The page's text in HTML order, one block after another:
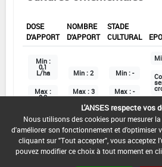
DOSE
D'APPORT
NOMBRE
D'APPORT
STADE
CULTURAL
Min :
0,1
L/ha
Max :
0,2
Min : 2
Max : 3
Min : -
Max : -
DATE D'AUTORISATION DE L'USAGE :
23/12/2024
L'ANSES respecte vos
Nous utilisons des cookies pour mesurer
d'améliorer son fonctionnement et d'optimiser
cliquant sur "Tout accepter", vous acceptez
pouvez modifier ce choix à tout moment en